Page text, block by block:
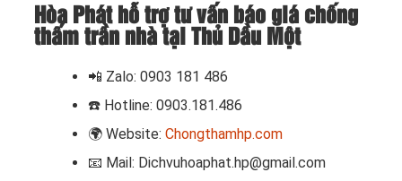
Hòa Phát hỗ trợ tư vấn báo giá chống
thấm trần nhà tại Thủ Dầu Một
📲 Zalo: 0903 181 486
☎️ Hotline: 0903.181.486
🌍 Website: Chongthamhp.com
📧 Mail: Dichvuhoaphat.hp@gmail.com